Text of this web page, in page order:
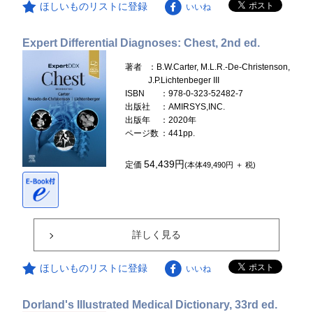
ほしいものリストに登録 いいね
Expert Differential Diagnoses: Chest, 2nd ed.
著者
：B.W.Carter, M.L.R.-De-Christenson,
J.P.Lichtenbeger III
ISBN
：978-0-323-52482-7
出版社
：AMIRSYS,INC.
出版年
：2020年
ページ数 ：441pp.
定価54,439円(本体49,490円 ＋ 税)
詳しく見る
ほしいものリストに登録 いいね
Dorland's Illustrated Medical Dictionary, 33rd ed.